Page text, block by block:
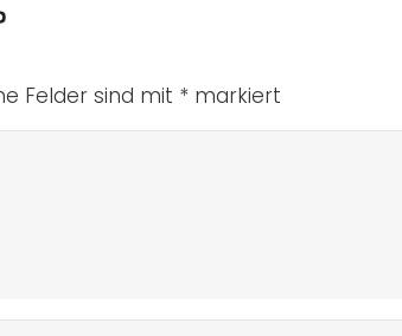
Felder sind mit * markiert